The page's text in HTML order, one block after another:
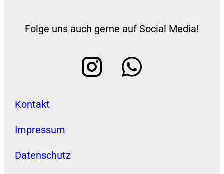
Folge uns auch gerne auf Social Media!
Kontakt
Impressum
Datenschutz